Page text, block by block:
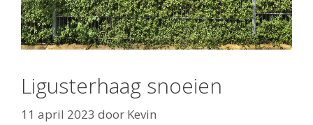
Ligusterhaag snoeien
11 april 2023 door Kevin